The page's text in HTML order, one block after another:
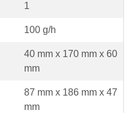
1
100 g/h
40 mm x 170 mm x 60
mm
87 mm x 186 mm x 47
mm